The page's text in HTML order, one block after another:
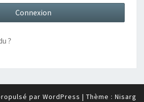
?
par WordPress | Thème : Nisarg